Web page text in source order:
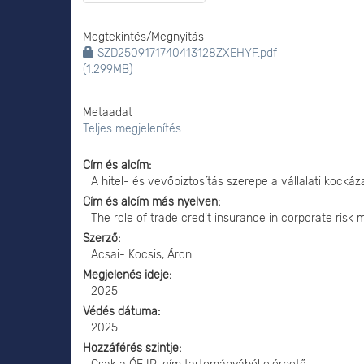
Megtekintés/Megnyitás
SZD2509171740413128ZXEHYF.pdf
(1.299MB)
Metaadat
Teljes megjelenítés
Cím és alcím
A hitel- és vevőbiztosítás szerepe a vállalati
Cím és alcím más nyelven
The role of trade credit insurance in corporate risk
Szerző
Acsai- Kocsis, Áron
Megjelenés ideje
2025
Védés dátuma
2025
Hozzáférés szintje